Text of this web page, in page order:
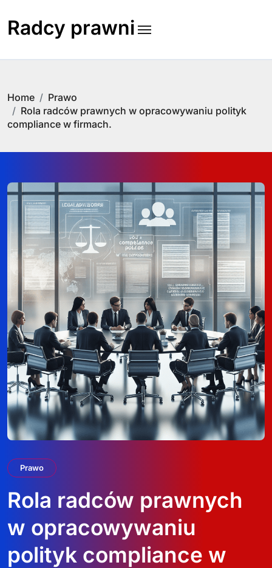
content
Radcy prawni
Home
Prawo
Rola radców prawnych w opracowywaniu polityk
compliance w firmach.
Prawo
Rola radców prawnych
w opracowywaniu
polityk compliance w